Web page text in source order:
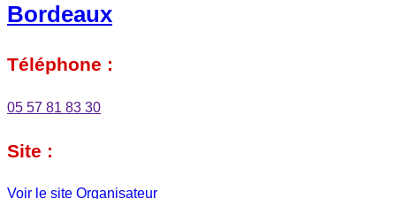
Bordeaux
Téléphone :
05 57 81 83 30
Site :
Voir le site Organisateur